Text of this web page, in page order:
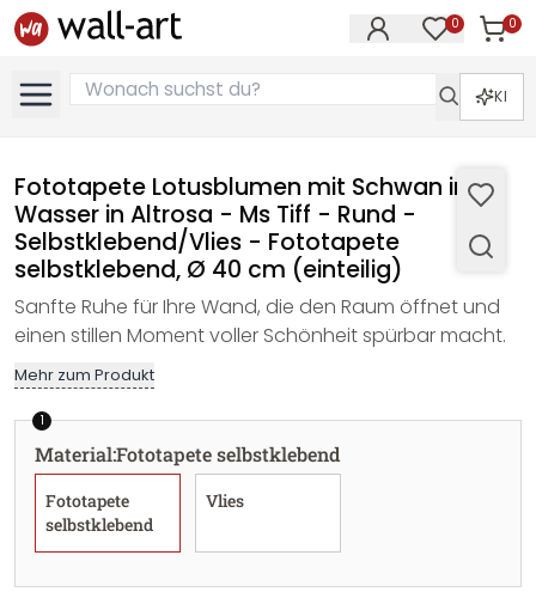
0 0
KI
Fototapete Lotusblumen mit Schwan im
Wasser in Altrosa - Ms Tiff - Rund -
Selbstklebend/Vlies - Fototapete
selbstklebend, Ø 40 cm (einteilig)
Sanfte Ruhe für Ihre Wand, die den Raum öffnet und
einen stillen Moment voller Schönheit spürbar macht.
Mehr zum Produkt
1
Material:Fototapete selbstklebend
Fototapete
selbstklebend
Vlies